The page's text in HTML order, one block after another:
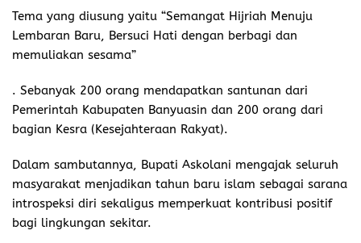
Tema yang diusung yaitu “Semangat Hijriah Menuju
Lembaran Baru, Bersuci Hati dengan berbagi dan
memuliakan sesama”
. Sebanyak 200 orang mendapatkan santunan dari
Pemerintah Kabupaten Banyuasin dan 200 orang dari
bagian Kesra (Kesejahteraan Rakyat).
Dalam sambutannya, Bupati Askolani mengajak seluruh
masyarakat menjadikan tahun baru islam sebagai sarana
introspeksi diri sekaligus memperkuat kontribusi positif
bagi lingkungan sekitar.